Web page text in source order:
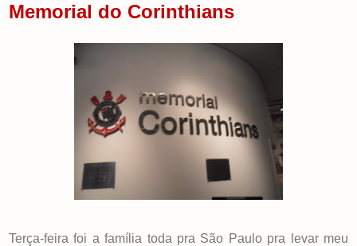
Memorial do Corinthians
Terça-feira foi a família toda pra São Paulo pra levar meu